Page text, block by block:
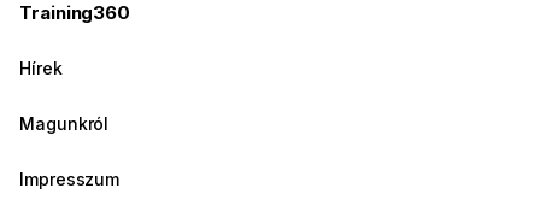
Training360
Hírek
Magunkról
Impresszum